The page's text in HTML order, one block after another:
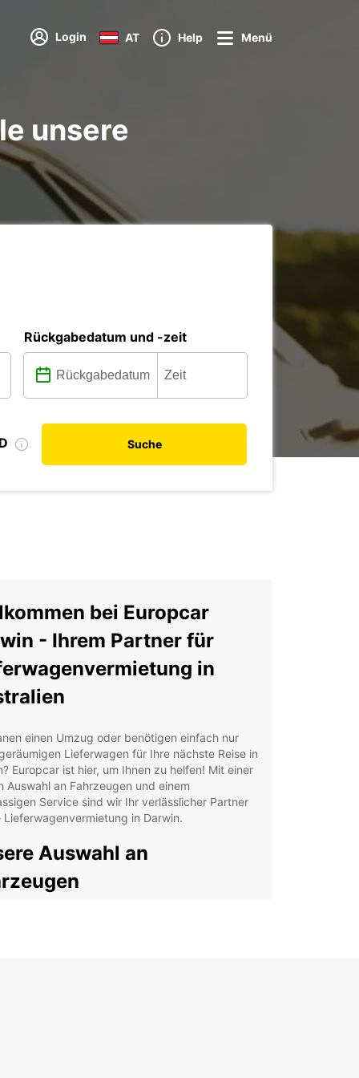
Login AT Help Menü
unsere
Rückgabedatum und -zeit
Suche
bei Europcar
- Ihrem Partner für
in
einen Umzug oder benötigen einfach nur
Lieferwagen für Ihre nächste Reise in
Europcar ist hier, um Ihnen zu helfen! Mit einer
Auswahl an Fahrzeugen und einem
Service sind wir Ihr verlässlicher Partner
Lieferwagenvermietung in Darwin.
Auswahl an